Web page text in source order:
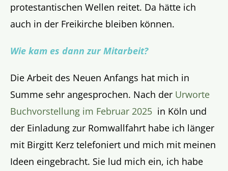
protestantischen Wellen reitet. Da hätte ich
auch in der Freikirche bleiben können.
Wie kam es dann zur Mitarbeit?
Die Arbeit des Neuen Anfangs hat mich in
Summe sehr angesprochen. Nach der Urworte
Buchvorstellung im Februar 2025 in Köln und
der Einladung zur Romwallfahrt habe ich länger
mit Birgitt Kerz telefoniert und mich mit meinen
Ideen eingebracht. Sie lud mich ein, ich habe